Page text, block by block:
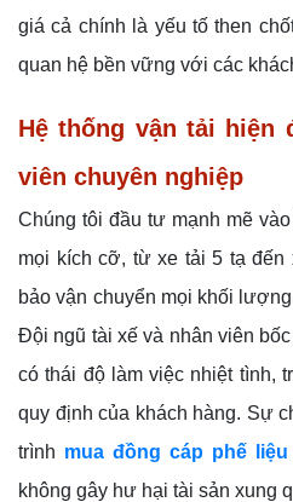
giá cả chính là yếu tố then
quan hệ bền vững với các
Hệ thống vận tải hiện
viên chuyên nghiệp
Chúng tôi đầu tư mạnh mẽ
mọi kích cỡ, từ xe tải 5 tạ đến
bảo vận chuyển mọi khối
Đội ngũ tài xế và nhân viên
có thái độ làm việc nhiệt tình,
quy định của khách hàng. Sự
trình mua đồng cáp phế
không gây hư hại tài sản xung